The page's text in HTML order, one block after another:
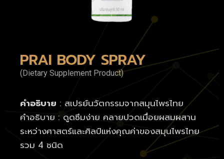
PRAI BODY SPRAY
(Dietary Supplement Product)
คำอธิบาย : สเปรย์นวัตกรรมจากสมุนไพรไทย
คำอธิบาย : ดูดซึมง่าย คลายปวดเมื่อยผสมผสาน
ระหว่างศาสตร์และศิลป์แห่งคุณค่าของสมุนไพรไทย
รวม 4 ชนิด